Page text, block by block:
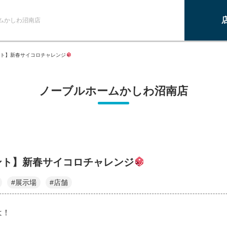
かしわ沼南店
】新春サイコロチャレンジ
ノーブルホームかしわ沼南店
】新春サイコロチャレンジ
#展示場 #店舗